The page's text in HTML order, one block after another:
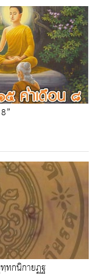
ทกนิกายฏฐ